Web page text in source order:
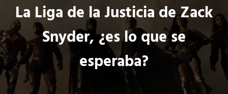
La Liga de la Justicia de Zack
Snyder, ¿es lo que se
esperaba?